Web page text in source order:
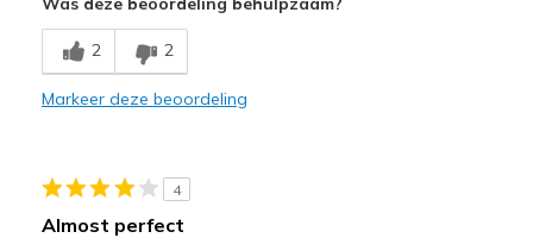
Minpunten
Poor Quality
Beste toepassingen
Width
Feels true to width
Sizing
2 2
Markeer deze beoordeling
4
Almost perfect